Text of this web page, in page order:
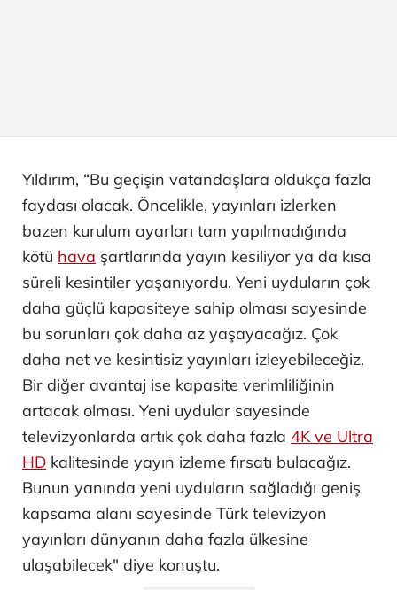
Yıldırım, “Bu geçişin vatandaşlara oldukça fazla
faydası olacak. Öncelikle, yayınları izlerken
bazen kurulum ayarları tam yapılmadığında
kötü hava şartlarında yayın kesiliyor ya da kısa
süreli kesintiler yaşanıyordu. Yeni uyduların çok
daha güçlü kapasiteye sahip olması sayesinde
bu sorunları çok daha az yaşayacağız. Çok
daha net ve kesintisiz yayınları izleyebileceğiz.
Bir diğer avantaj ise kapasite verimliliğinin
artacak olması. Yeni uydular sayesinde
televizyonlarda artık çok daha fazla 4K ve Ultra
HD kalitesinde yayın izleme fırsatı bulacağız.
Bunun yanında yeni uyduların sağladığı geniş
kapsama alanı sayesinde Türk televizyon
yayınları dünyanın daha fazla ülkesine
ulaşabilecek" diye konuştu.